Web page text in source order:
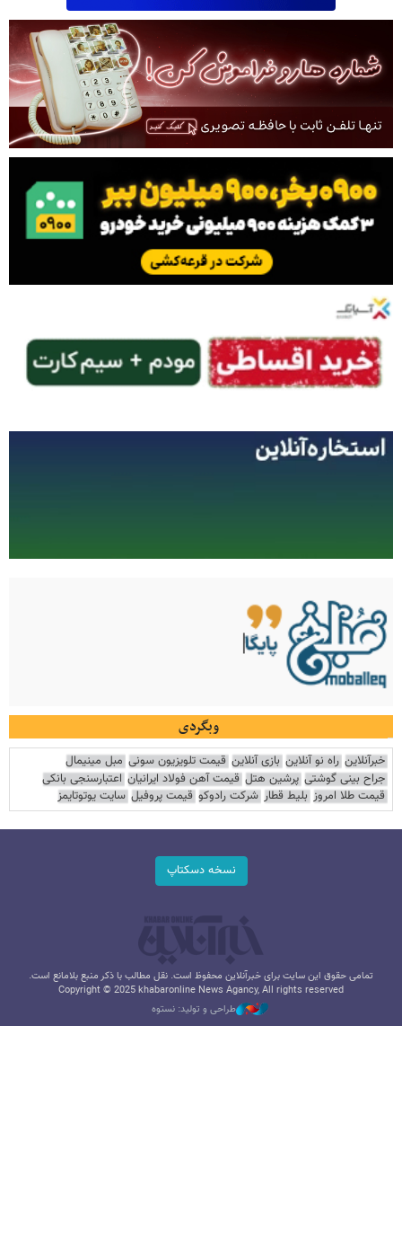
وبگردی
خبرآنلاین راه نو آنلاین بازی آنلاین قیمت تلویزیون سونی مبل مینیمال
جراح بینی گوشتی پرشین هتل قیمت آهن فولاد ایرانیان اعتبارسنجی بانکی
قیمت طلا امروز بلیط قطار شرکت رادوکو قیمت پروفیل سایت یوتوتایمز
نسخه دسکتاپ
تمامی حقوق این سایت برای خبرآنلاین محفوظ است. نقل مطالب با ذکر منبع بلامانع است.
Copyright © 2025 khabaronline News Agancy, All rights reserved
طراحی و تولید: نستوه